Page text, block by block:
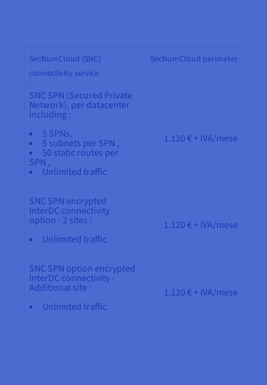
SecNumCloud (SNC)
connectivity service
SecNumCloud perimeter
SNC SPN (Secured Private
Network), per datacenter
including :
5 SPNs,
5 subnets per SPN ,
50 static routes per
SPN ,
Unlimited traffic
1.120 € + IVA/mese
SNC SPN encrypted
InterDC connectivity
option - 2 sites :
Unlimited traffic
1.120 € + IVA/mese
SNC SPN option encrypted
InterDC connectivity -
Additional site :
Unlimited traffic
1.120 € + IVA/mese